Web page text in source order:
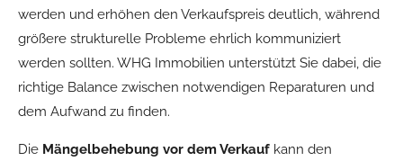
werden und erhöhen den Verkaufspreis deutlich, während
größere strukturelle Probleme ehrlich kommuniziert
werden sollten. WHG Immobilien unterstützt Sie dabei, die
richtige Balance zwischen notwendigen Reparaturen und
dem Aufwand zu finden.
Die Mängelbehebung vor dem Verkauf kann den